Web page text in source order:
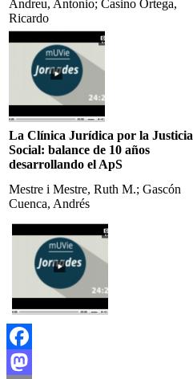
Andreu, Antonio; Casino Ortega,
Ricardo
La Clínica Jurídica por la Justicia
Social: balance de 10 años
desarrollando el ApS
Mestre i Mestre, Ruth M.; Gascón
Cuenca, Andrés
Facebook